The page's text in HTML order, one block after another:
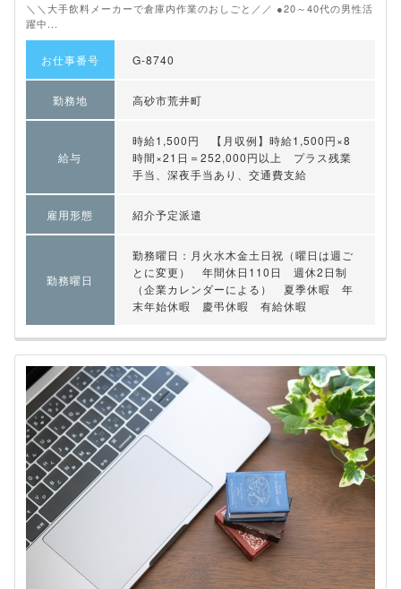
＼＼大手飲料メーカーで倉庫内作業のおしごと／／ ●20～40代の男性活
躍中...
お仕事番号 G-8740
勤務地 高砂市荒井町
給与
時給1,500円 【月収例】時給1,500円×8
時間×21日＝252,000円以上 プラス残業
手当、深夜手当あり、交通費支給
雇用形態 紹介予定派遣
勤務曜日
勤務曜日：月火水木金土日祝（曜日は週ご
とに変更） 年間休日110日 週休2日制
（企業カレンダーによる） 夏季休暇 年
末年始休暇 慶弔休暇 有給休暇